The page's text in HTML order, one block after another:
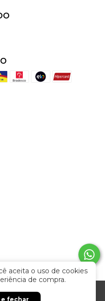
aceita o uso de cookies
de compra.
fechar
MARIA VALENTE
|Política de Privacidade